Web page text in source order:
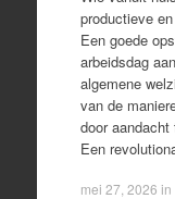
productieve
Een goede
arbeidsdag
algemene
van de
door
Een
mei 27, 2026 in